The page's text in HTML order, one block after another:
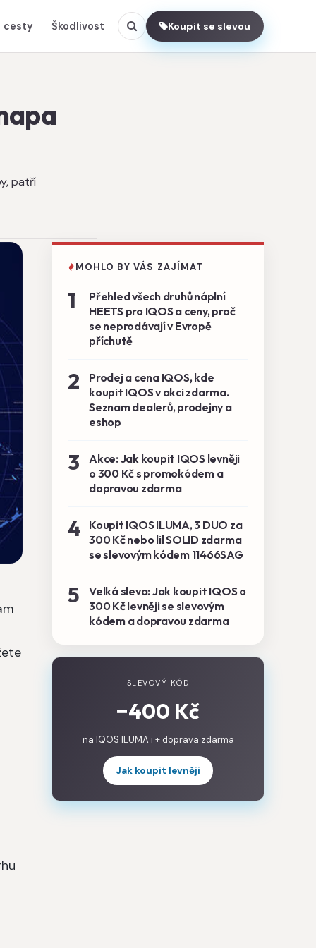
cesty Škodlivost Koupit se slevou
patří
MOHLO BY VÁS ZAJÍMAT
1
Přehled všech druhů náplní
HEETS pro IQOS a ceny, proč
se neprodávají v Evropě
příchutě
2
Prodej a cena IQOS, kde
koupit IQOS v akci zdarma.
Seznam dealerů, prodejny a
eshop
3
Akce: Jak koupit IQOS levněji
o 300 Kč s promokódem a
dopravou zdarma
4
Koupit IQOS ILUMA, 3 DUO za
300 Kč nebo lil SOLID zdarma
se slevovým kódem 11466SAG
5
Velká sleva: Jak koupit IQOS o
300 Kč levněji se slevovým
kódem a dopravou zdarma
SLEVOVÝ KÓD
−400 Kč
na IQOS ILUMA i + doprava zdarma
Jak koupit levněji